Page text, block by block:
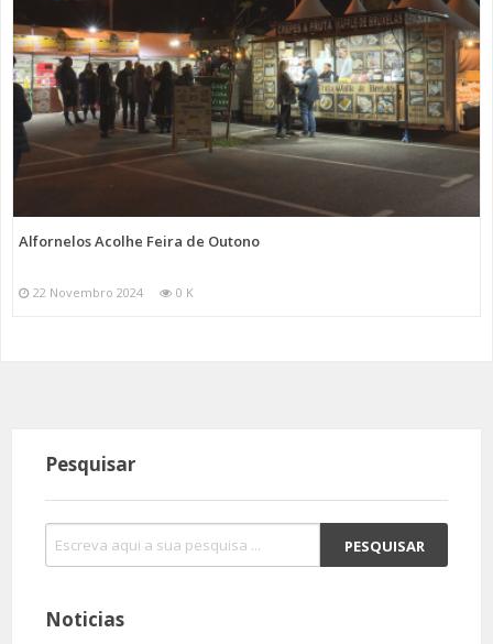
Alfornelos Acolhe Feira de Outono
22 Novembro 2024 0 K
Pesquisar
Noticias